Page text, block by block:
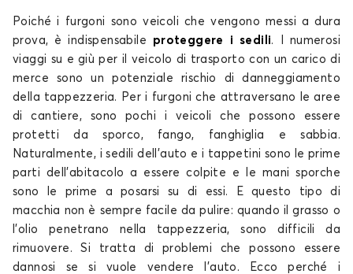
Poiché i furgoni sono veicoli che vengono messi a dura
prova, è indispensabile proteggere i sedili. I numerosi
viaggi su e giù per il veicolo di trasporto con un carico di
merce sono un potenziale rischio di danneggiamento
della tappezzeria. Per i furgoni che attraversano le aree
di cantiere, sono pochi i veicoli che possono essere
protetti da sporco, fango, fanghiglia e sabbia.
Naturalmente, i sedili dell'auto e i tappetini sono le prime
parti dell'abitacolo a essere colpite e le mani sporche
sono le prime a posarsi su di essi. E questo tipo di
macchia non è sempre facile da pulire: quando il grasso o
l'olio penetrano nella tappezzeria, sono difficili da
rimuovere. Si tratta di problemi che possono essere
dannosi se si vuole vendere l'auto. Ecco perché i